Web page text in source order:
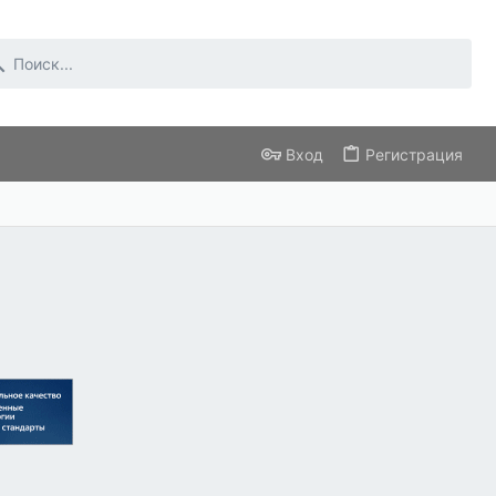
Вход Регистрация